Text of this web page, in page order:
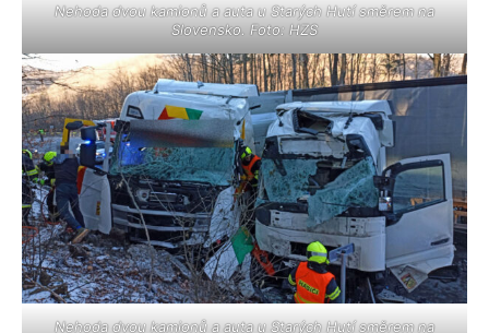
Nehoda dvou kamionů a auta u Starých Hutí směrem na
Slovensko. Foto: HZS
Nehoda dvou kamionů a auta u Starých Hutí směrem na